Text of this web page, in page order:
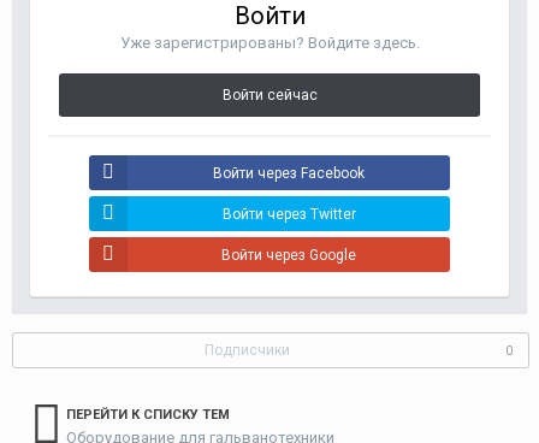
Войти
Уже зарегистрированы? Войдите здесь.
Войти сейчас
Войти через Facebook
Войти через Twitter
Войти через Google
Подписчики 0
ПЕРЕЙТИ К СПИСКУ ТЕМ
Оборудование для гальванотехники